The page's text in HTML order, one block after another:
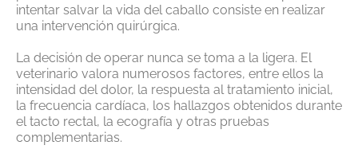
intentar salvar la vida del caballo consiste en realizar
una intervención quirúrgica.
La decisión de operar nunca se toma a la ligera. El
veterinario valora numerosos factores, entre ellos la
intensidad del dolor, la respuesta al tratamiento inicial,
la frecuencia cardíaca, los hallazgos obtenidos durante
el tacto rectal, la ecografía y otras pruebas
complementarias.